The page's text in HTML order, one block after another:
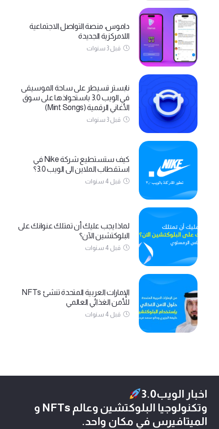
داموس، منصة التواصل الاجتماعية
اللامركزية الجديدة
قبل 3 سنوات
نابستر تسيطر على ساحة الموسيقى
في الويب 3.0 باستحواذها على سوق
الأغاني الرقمية (Mint Songs)
قبل 3 سنوات
كيف ستستطيع شركة Nike في
استقطاب الملاين الى الويب 3.0؟
قبل 4 سنوات
لماذا يجب عليك أن تمتلك عنوانك على
البلوكتشين الآن؟
قبل 4 سنوات
الإمارات العربية المتحدة تنشئ NFTs
للأمن الغذائي العالمي
قبل 4 سنوات
اخبار الويب3.0
وتكنولوجيا البلوكتشين وعالم NFTs و
الميتافيرس في مكان واحد.